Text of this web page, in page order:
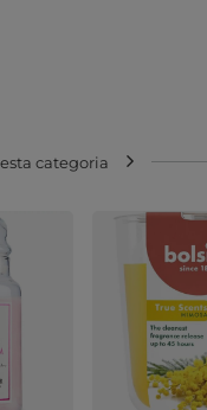
categoria